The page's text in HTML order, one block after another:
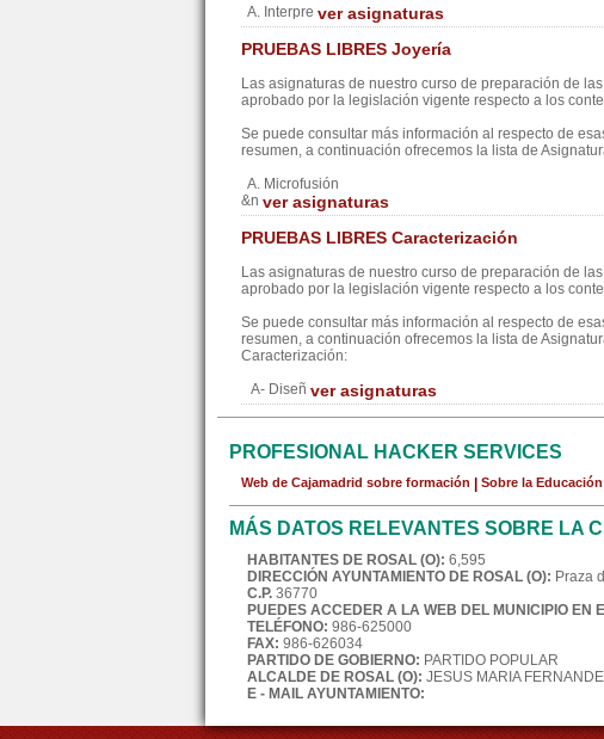
A. Interpre ver asignaturas
PRUEBAS LIBRES Joyería
Las asignaturas de nuestro curso de preparación de
aprobado por la legislación vigente respecto a los
Se puede consultar más información al respecto de
resumen, a continuación ofrecemos la lista de
A. Microfusión
&n ver asignaturas
PRUEBAS LIBRES Caracterización
Las asignaturas de nuestro curso de preparación de
aprobado por la legislación vigente respecto a los
Se puede consultar más información al respecto de
resumen, a continuación ofrecemos la lista de
Caracterización:
A- Diseñ ver asignaturas
PROFESIONAL HACKER SERVICES
Web de Cajamadrid sobre formación Sobre la
MÁS DATOS RELEVANTES SOBRE LA
HABITANTES DE ROSAL (O): 6,595
DIRECCIÓN AYUNTAMIENTO DE ROSAL (O): Praza
C.P. 36770
PUEDES ACCEDER A LA WEB DEL MUNICIPIO EN
TELÉFONO: 986-625000
FAX: 986-626034
PARTIDO DE GOBIERNO: PARTIDO POPULAR
ALCALDE DE ROSAL (O): JESUS MARIA
E - MAIL AYUNTAMIENTO: